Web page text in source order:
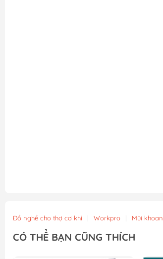
Đồ nghề cho thợ cơ khí | Workpro | Mũi khoan
CÓ THỂ BẠN CŨNG THÍCH